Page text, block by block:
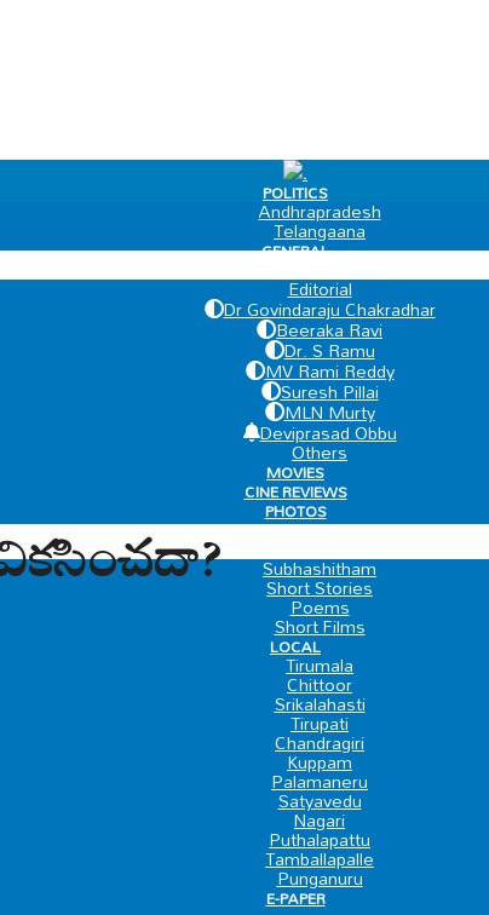
.
POLITICS
Andhrapradesh
Telangaana
GENERAL
Editorial
Dr Govindaraju Chakradhar
Beeraka Ravi
Dr. S Ramu
MV Rami Reddy
Suresh Pillai
MLN Murty
Deviprasad Obbu
Others
MOVIES
CINE REVIEWS
PHOTOS
VIDEOS
Subhashitham
Short Stories
Poems
Short Films
LOCAL
Tirumala
Chittoor
Srikalahasti
Tirupati
Chandragiri
Kuppam
Palamaneru
Satyavedu
Nagari
Puthalapattu
Tamballapalle
Punganuru
E-PAPER